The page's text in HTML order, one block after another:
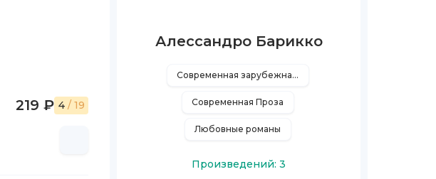
219 ₽ 4 / 19
Алессандро Барикко
Современная зарубежная литература
Современная Проза
Любовные романы
Произведений: 3